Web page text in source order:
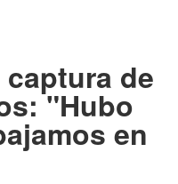
de
"Hubo
en